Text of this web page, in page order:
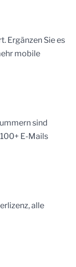
Ergänzen Sie es
mobile
sind
E-Mails
alle